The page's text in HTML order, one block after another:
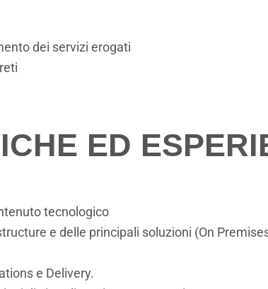
dei servizi erogati
ED
tecnologico
e delle principali soluzioni (On
e Delivery.